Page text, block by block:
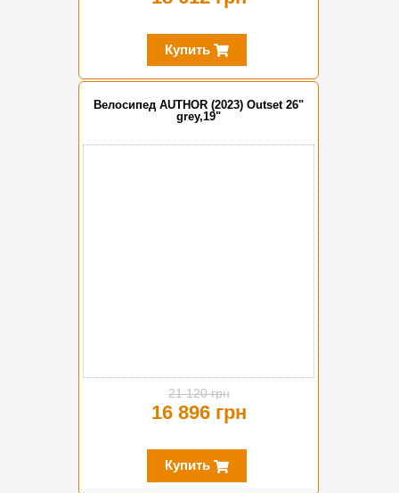
Купить
Велосипед AUTHOR (2023) Outset 26"
grey,19"
21 120 грн
16 896 грн
Купить